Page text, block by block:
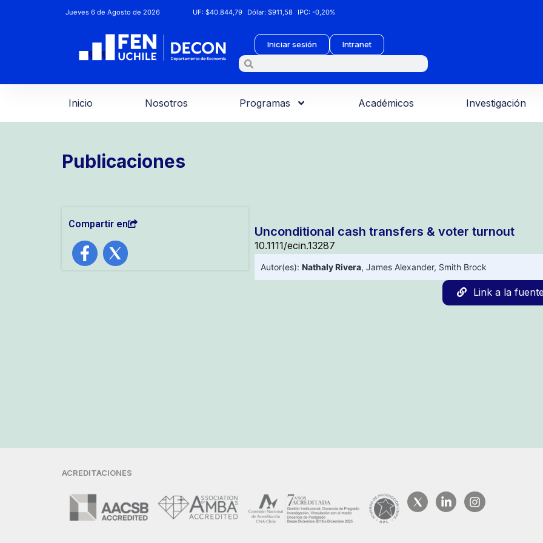
Jueves 6 de Agosto de 2026 UF:$40.844,79 Dólar:$911,58 IPC:-0,20%
Iniciar sesión Intranet
Inicio Nosotros Programas Académicos Investigación
Publicaciones
Compartir en
Unconditional cash transfers & voter turnout
10.1111/ecin.13287
Autor(es): Nathaly Rivera, James Alexander, Smith Brock
Link a la
ACREDITACIONES